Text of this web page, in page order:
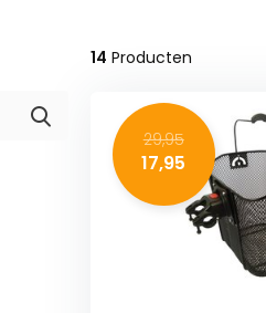
14 Producten
29,95
17,95